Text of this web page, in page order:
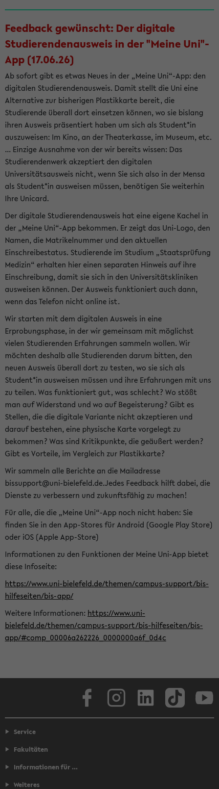
Feedback gewünscht: Der digitale
Studierendenausweis in der "Meine Uni"-
App (17.06.26)
Ab sofort gibt es etwas Neues in der „Meine Uni“-App: den
digitalen Studierendenausweis. Damit stellt die Uni eine
Alternative zur bisherigen Plastikkarte bereit, die
Studierende überall dort einsetzen können, wo sie bislang
ihren Ausweis präsentiert haben um sich als Student*in
auszuweisen: Im Kino, an der Theaterkasse, im Museum, etc.
... Einzige Ausnahme von der wir bereits wissen: Das
Studierendenwerk akzeptiert den digitalen
Universitätsausweis nicht, wenn Sie sich also in der Mensa
als Student*in ausweisen müssen, benötigen Sie weiterhin
Ihre Unicard.
Der digitale Studierendenausweis hat eine eigene Kachel in
der „Meine Uni“-App bekommen. Er zeigt das Uni-Logo, den
Namen, die Matrikelnummer und den aktuellen
Einschreibestatus. Studierende im Studium „Staatsprüfung
Medizin“ erhalten hier einen separaten Hinweis auf ihre
Einschreibung, damit sie sich in den Universitätskliniken
ausweisen können. Der Ausweis funktioniert auch dann,
wenn das Telefon nicht online ist.
Wir starten mit dem digitalen Ausweis in eine
Erprobungsphase, in der wir gemeinsam mit möglichst
vielen Studierenden Erfahrungen sammeln wollen. Wir
möchten deshalb alle Studierenden darum bitten, den
neuen Ausweis überall dort zu testen, wo sie sich als
Student*in ausweisen müssen und ihre Erfahrungen mit uns
zu teilen. Was funktioniert gut, was schlecht? Wo stößt
man auf Widerstand und wo auf Begeisterung? Gibt es
Stellen, die die digitale Variante nicht akzeptieren und
darauf bestehen, eine physische Karte vorgelegt zu
bekommen? Was sind Kritikpunkte, die geäußert werden?
Gibt es Vorteile, im Vergleich zur Plastikkarte?
Wir sammeln alle Berichte an die Mailadresse
bissupport@uni-bielefeld.de.Jedes Feedback hilft dabei, die
Dienste zu verbessern und zukunftsfähig zu machen!
Für alle, die die „Meine Uni“-App noch nicht haben: Sie
finden Sie in den App-Stores für Android (Google Play Store)
oder iOS (Apple App-Store)
Informationen zu den Funktionen der Meine Uni-App bietet
diese Infoseite:
https://www.uni-bielefeld.de/themen/campus-support/bis-
hilfeseiten/bis-app/
Weitere Informationen: https://www.uni-
bielefeld.de/themen/campus-support/bis-hilfeseiten/bis-
app/#comp_00006a262226_0000000a6f_0d4c
Service
Fakultäten
Informationen für ...
Weiteres